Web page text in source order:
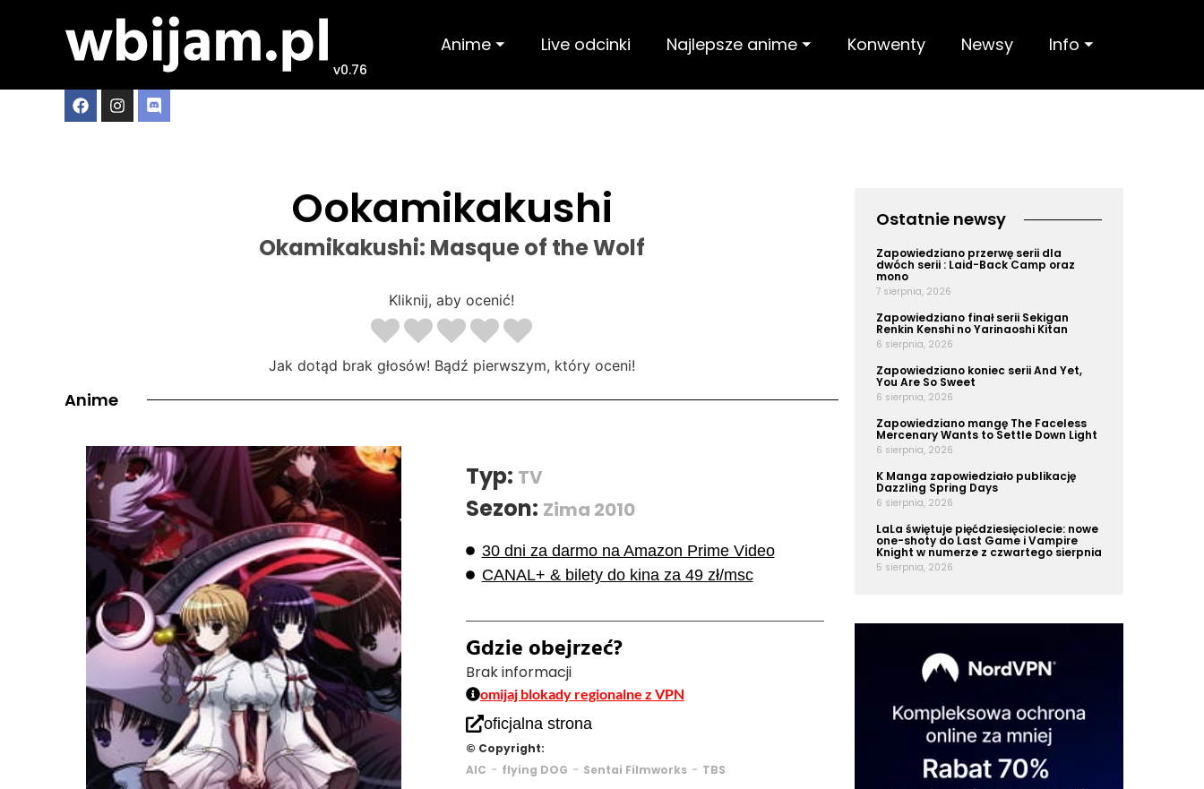
v0.76
Anime ⏷ Live odcinki Najlepsze anime ⏷ Konwenty Newsy Info ⏷
Ookamikakushi
Okamikakushi: Masque of the Wolf
Kliknij, aby ocenić!
Jak dotąd brak głosów! Bądź pierwszym, który oceni!
Anime
Typ: TV
Sezon: Zima 2010
30 dni za darmo na Amazon Prime Video
CANAL+ & bilety do kina za 49 zł/msc
Gdzie obejrzeć?
Brak informacji
omijaj blokady regionalne z VPN
oficjalna strona
© Copyright:
AIC - flying DOG - Sentai Filmworks - TBS
Ostatnie newsy
Zapowiedziano przerwę serii dla
dwóch serii : Laid-Back Camp oraz
mono
7 sierpnia, 2026
Zapowiedziano finał serii Sekigan
Renkin Kenshi no Yarinaoshi Kitan
6 sierpnia, 2026
Zapowiedziano koniec serii And Yet,
You Are So Sweet
6 sierpnia, 2026
Zapowiedziano mangę The Faceless
Mercenary Wants to Settle Down Light
6 sierpnia, 2026
K Manga zapowiedziało publikację
Dazzling Spring Days
6 sierpnia, 2026
LaLa świętuje pięćdziesięciolecie: nowe
one-shoty do Last Game i Vampire
Knight w numerze z czwartego sierpnia
5 sierpnia, 2026